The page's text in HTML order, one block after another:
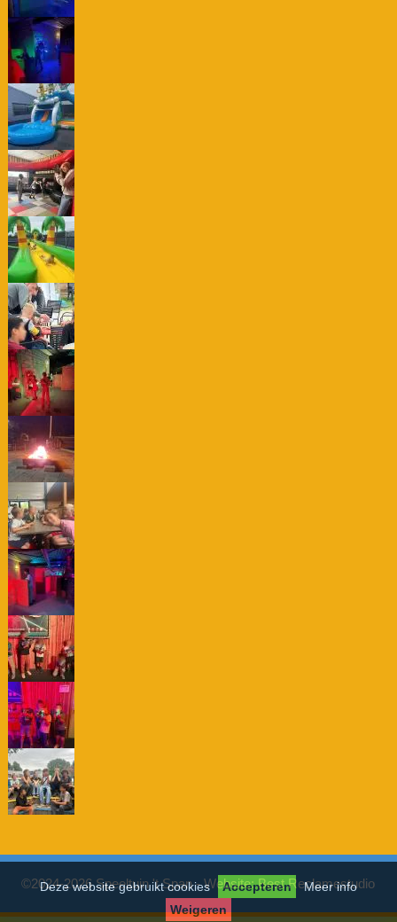
Deze website gebruikt cookies Accepteren
Meer info
Weigeren
©2024-2026 Speeltuin 't Span - Website:Best Reclamestudio